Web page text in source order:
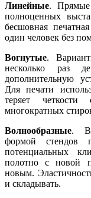
Линейные. Прямые
полноценных
бесшовная
один человек без
Вогнутые.
несколько раз
дополнительную
Для печати
теряет
многократных
Волнообразные.
формой стендов
потенциальных
полотно с новой
новым.
и складывать.